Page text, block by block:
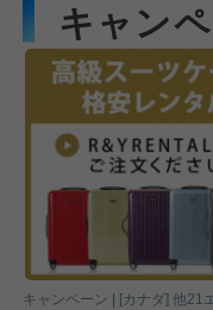
キャン
キャンペーン | カナダ 他21